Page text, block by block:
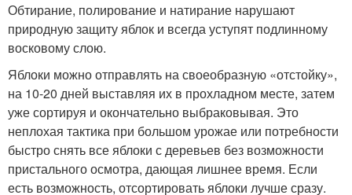
Обтирание, полирование и натирание нарушают
природную защиту яблок и всегда уступят подлинному
восковому слою.
Яблоки можно отправлять на своеобразную «отстойку»,
на 10-20 дней выставляя их в прохладном месте, затем
уже сортируя и окончательно выбраковывая. Это
неплохая тактика при большом урожае или потребности
быстро снять все яблоки с деревьев без возможности
пристального осмотра, дающая лишнее время. Если
есть возможность, отсортировать яблоки лучше сразу.